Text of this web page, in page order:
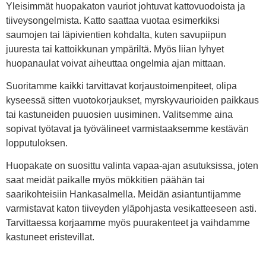
Yleisimmät huopakaton vauriot johtuvat kattovuodoista ja
tiiveysongelmista. Katto saattaa vuotaa esimerkiksi
saumojen tai läpivientien kohdalta, kuten savupiipun
juuresta tai kattoikkunan ympäriltä. Myös liian lyhyet
huopanaulat voivat aiheuttaa ongelmia ajan mittaan.
Suoritamme kaikki tarvittavat korjaustoimenpiteet, olipa
kyseessä sitten vuotokorjaukset, myrskyvaurioiden paikkaus
tai kastuneiden puuosien uusiminen. Valitsemme aina
sopivat työtavat ja työvälineet varmistaaksemme kestävän
lopputuloksen.
Huopakate on suosittu valinta vapaa-ajan asutuksissa, joten
saat meidät paikalle myös mökkitien päähän tai
saarikohteisiin Hankasalmella. Meidän asiantuntijamme
varmistavat katon tiiveyden yläpohjasta vesikatteeseen asti.
Tarvittaessa korjaamme myös puurakenteet ja vaihdamme
kastuneet eristevillat.